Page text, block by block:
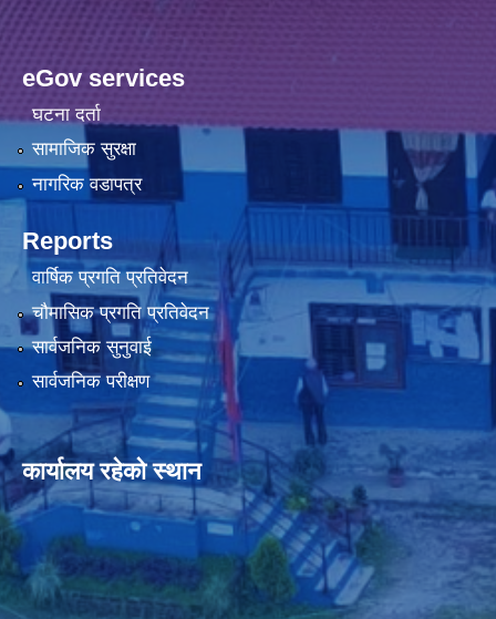
eGov services
घटना दर्ता
सामाजिक सुरक्षा
नागरिक वडापत्र
Reports
वार्षिक प्रगति प्रतिवेदन
चौमासिक प्रगति प्रतिवेदन
सार्वजनिक सुनुवाई
सार्वजनिक परीक्षण
कार्यालय रहेको स्थान